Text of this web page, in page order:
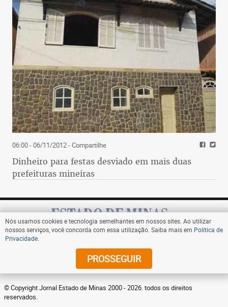
06:00 - 06/11/2012- Compartilhe
Dinheiro para festas desviado em mais duas
prefeituras mineiras
Assine
© Copyright Jornal Estado de Minas 2000 - 2026. todos os direitos
reservados.
Nós usamos cookies e tecnologia semelhantes em nossos sites. Ao utilizar
nossos serviços, você concorda com essa utilização. Saiba mais em Política de
Privacidade
PROSSEGUIR